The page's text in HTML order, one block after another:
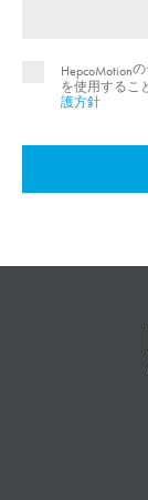
HepcoMotionの
を使用するこ
護方針